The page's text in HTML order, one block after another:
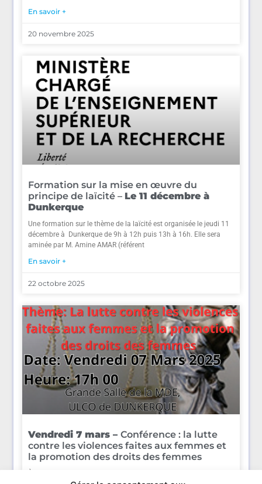
En savoir +
20 novembre 2025
Formation sur la mise en œuvre du
principe de laïcité – Le 11 décembre à
Dunkerque
Une formation sur le thème de la laïcité est organisée le jeudi 11
décembre à Dunkerque de 9h à 12h puis 13h à 16h. Elle sera
aminée par M. Amine AMAR (référent
En savoir +
22 octobre 2025
Vendredi 7 mars – Conférence : la lutte
contre les violences faites aux femmes et
la promotion des droits des femmes